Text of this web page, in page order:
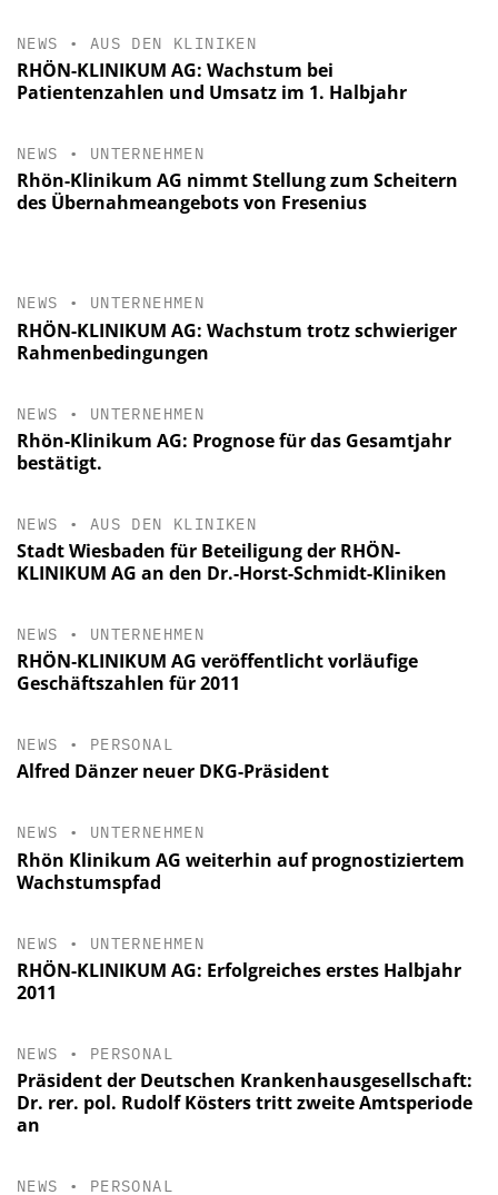
NEWS • AUS DEN KLINIKEN
RHÖN-KLINIKUM AG: Wachstum bei
Patientenzahlen und Umsatz im 1. Halbjahr
NEWS • UNTERNEHMEN
Rhön-Klinikum AG nimmt Stellung zum Scheitern
des Übernahmeangebots von Fresenius
NEWS • UNTERNEHMEN
RHÖN-KLINIKUM AG: Wachstum trotz schwieriger
Rahmenbedingungen
NEWS • UNTERNEHMEN
Rhön-Klinikum AG: Prognose für das Gesamtjahr
bestätigt.
NEWS • AUS DEN KLINIKEN
Stadt Wiesbaden für Beteiligung der RHÖN-
KLINIKUM AG an den Dr.-Horst-Schmidt-Kliniken
NEWS • UNTERNEHMEN
RHÖN‐KLINIKUM AG veröffentlicht vorläufige
Geschäftszahlen für 2011
NEWS • PERSONAL
Alfred Dänzer neuer DKG-Präsident
NEWS • UNTERNEHMEN
Rhön Klinikum AG weiterhin auf prognostiziertem
Wachstumspfad
NEWS • UNTERNEHMEN
RHÖN-KLINIKUM AG: Erfolgreiches erstes Halbjahr
2011
NEWS • PERSONAL
Präsident der Deutschen Krankenhausgesellschaft:
Dr. rer. pol. Rudolf Kösters tritt zweite Amtsperiode
an
NEWS • PERSONAL